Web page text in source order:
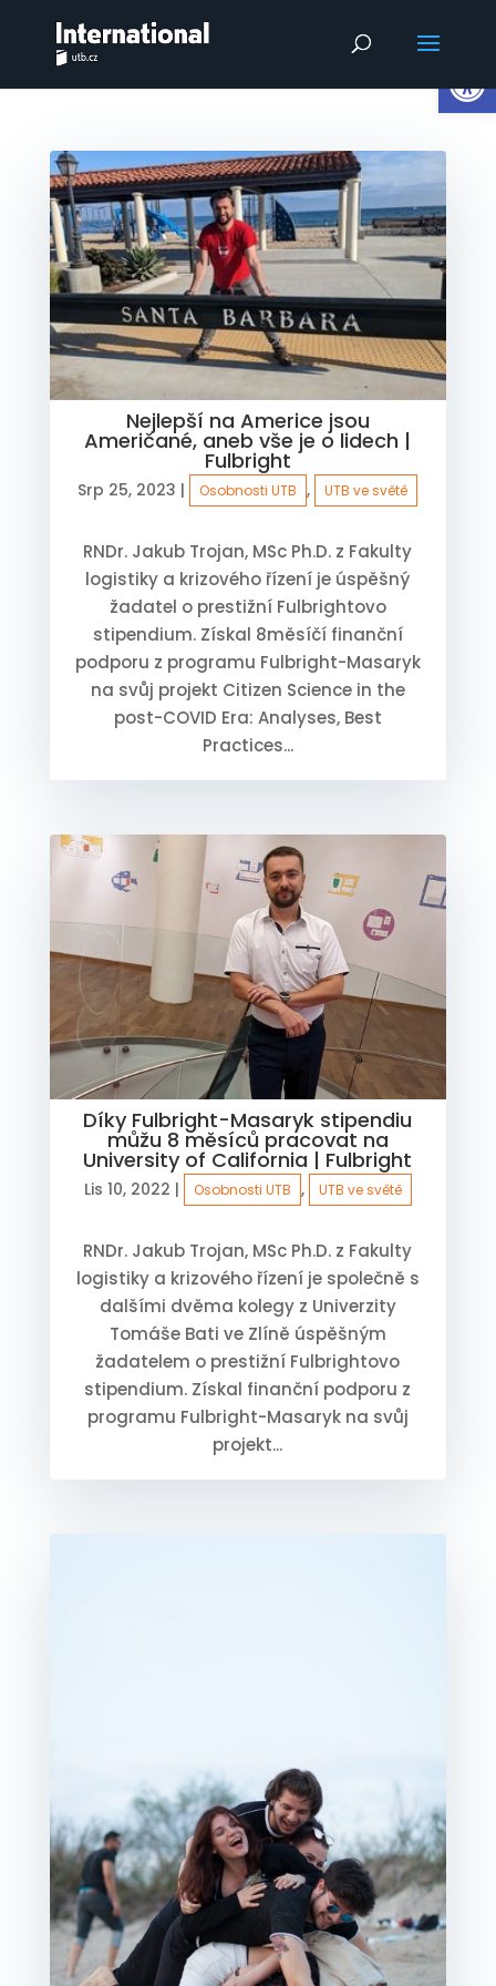
Nejlepší na Americe jsou
Američané, aneb vše je o lidech |
Fulbright
Srp 25, 2023 | Osobnosti UTB , UTB ve světě
RNDr. Jakub Trojan, MSc Ph.D. z Fakulty
logistiky a krizového řízení je úspěšný
žadatel o prestižní Fulbrightovo
stipendium. Získal 8měsíčí finanční
podporu z programu Fulbright-Masaryk
na svůj projekt Citizen Science in the
post-COVID Era: Analyses, Best
Practices...
Díky Fulbright-Masaryk stipendiu
můžu 8 měsíců pracovat na
University of California | Fulbright
Lis 10, 2022 | Osobnosti UTB , UTB ve světě
RNDr. Jakub Trojan, MSc Ph.D. z Fakulty
logistiky a krizového řízení je společně s
dalšími dvěma kolegy z Univerzity
Tomáše Bati ve Zlíně úspěšným
žadatelem o prestižní Fulbrightovo
stipendium. Získal finanční podporu z
programu Fulbright-Masaryk na svůj
projekt...